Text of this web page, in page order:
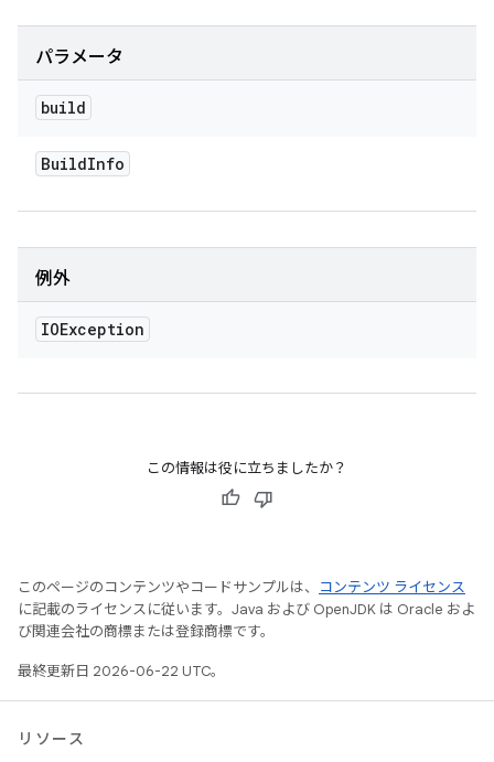
パラメータ
build
BuildInfo
例外
IOException
この情報は役に立ちましたか？
このページのコンテンツやコードサンプルは、
コンテンツ ライセンス
に記載のライセンスに従います。Java および OpenJDK は Oracle およ
び関連会社の商標または登録商標です。
最終更新日 2026-06-22 UTC。
リソース